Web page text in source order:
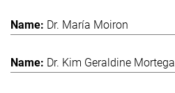
Dr. María Moiron
Dr. Kim Geraldine Mortega